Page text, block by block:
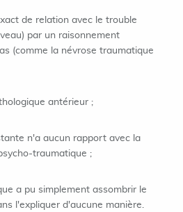
de relation avec le trouble
par un raisonnement
(comme la névrose traumatique
antérieur ;
n'a aucun rapport avec la
traumatique ;
a pu simplement assombrir le
l'expliquer d'aucune manière.